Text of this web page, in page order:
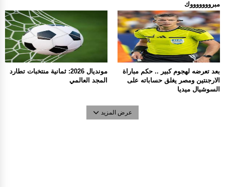
مبروووووووك
مونديال 2026: ثمانية منتخبات تطارد
المجد العالمي
بعد تعرضه لهجوم كبير .. حكم مباراة
الارجنتين ومصر يغلق حساباته على
السوشيال ميديا
عرض المزيد